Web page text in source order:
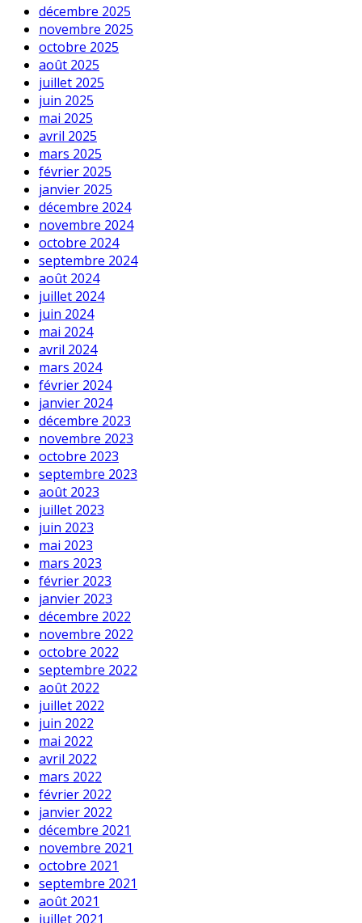
décembre 2025
novembre 2025
octobre 2025
août 2025
juillet 2025
juin 2025
mai 2025
avril 2025
mars 2025
février 2025
janvier 2025
décembre 2024
novembre 2024
octobre 2024
septembre 2024
août 2024
juillet 2024
juin 2024
mai 2024
avril 2024
mars 2024
février 2024
janvier 2024
décembre 2023
novembre 2023
octobre 2023
septembre 2023
août 2023
juillet 2023
juin 2023
mai 2023
mars 2023
février 2023
janvier 2023
décembre 2022
novembre 2022
octobre 2022
septembre 2022
août 2022
juillet 2022
juin 2022
mai 2022
avril 2022
mars 2022
février 2022
janvier 2022
décembre 2021
novembre 2021
octobre 2021
septembre 2021
août 2021
juillet 2021